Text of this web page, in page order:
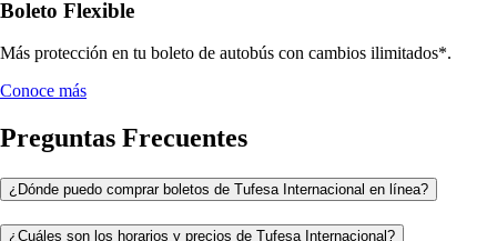
Boleto Flexible
Más protección en tu boleto de autobús con cambios ilimitados*.
Conoce más
Preguntas Frecuentes
¿Dónde puedo comprar boletos de Tufesa Internacional en línea?
¿Cuáles son los horarios y precios de Tufesa Internacional?